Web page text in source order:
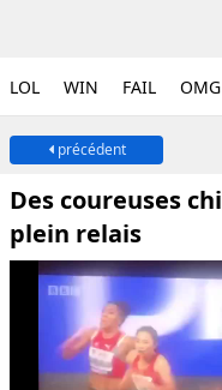
LOL WIN FAIL OMG
précédent
Des coureuses
plein relais